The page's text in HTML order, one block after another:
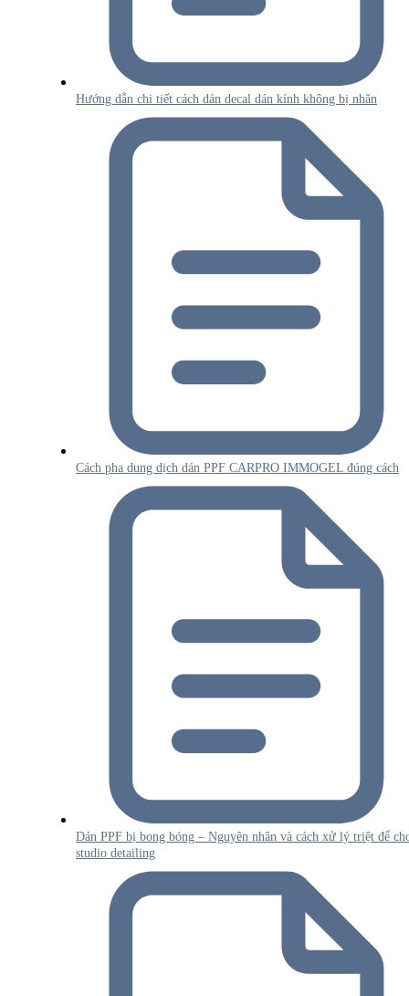
Hướng dẫn chi tiết cách dán decal dán kính không bị nhăn
Cách pha dung dịch dán PPF CARPRO IMMOGEL đúng cách
Dán PPF bị bong bóng – Nguyên nhân và cách xử lý triệt để
studio detailing